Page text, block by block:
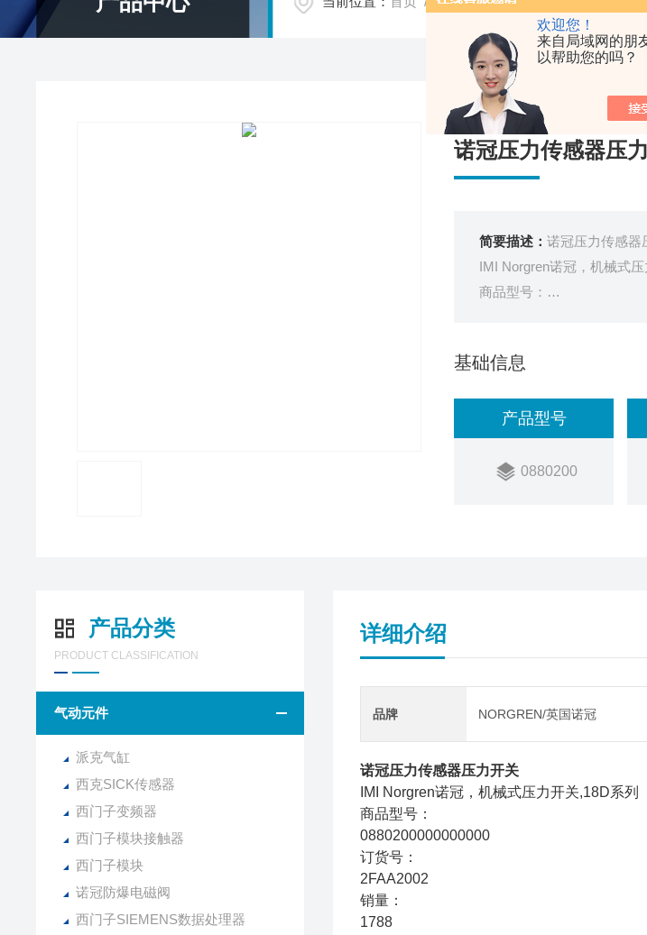
欢迎您！
来自局域网的朋
以帮助您的吗？
诺冠压力传感器压
简要描述： 诺冠压力传感器
IMI Norgren诺冠，机械式压
商品型号：
2FAA2002
1788
销售状态：
在售产品参数
基础信息
产品型号
0880200
产品分类
PRODUCT CLASSIFICATION
气动元件
派克气缸
西克SICK传感器
西门子变频器
西门子模块接触器
西门子模块
诺冠防爆电磁阀
西门子SIEMENS数据处理器
详细介绍
品牌 NORGREN/英国诺冠
诺冠压力传感器压力开关
IMI Norgren诺冠，机械式压力开关,18D系列
商品型号：
0880200000000000
订货号：
2FAA2002
销量：
1788